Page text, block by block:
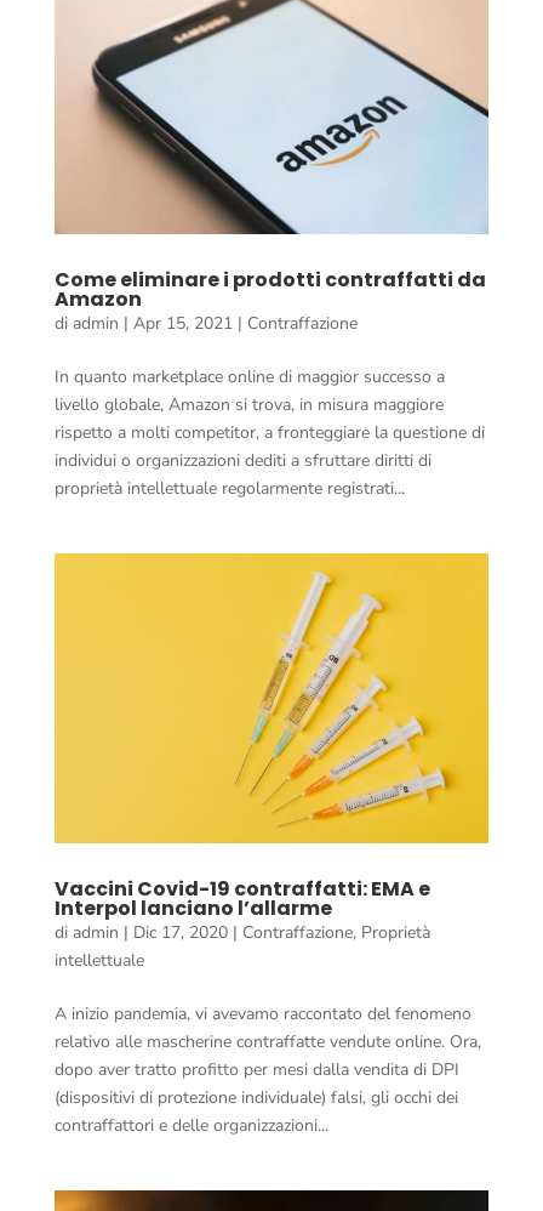
Come eliminare i prodotti contraffatti da
Amazon
di admin | Apr 15, 2021| Contraffazione
In quanto marketplace online di maggior successo a
livello globale, Amazon si trova, in misura maggiore
rispetto a molti competitor, a fronteggiare la questione di
individui o organizzazioni dediti a sfruttare diritti di
proprietà intellettuale regolarmente registrati...
Vaccini Covid-19 contraffatti: EMA e
Interpol lanciano l’allarme
di admin | Dic 17, 2020| Contraffazione, Proprietà
intellettuale
A inizio pandemia, vi avevamo raccontato del fenomeno
relativo alle mascherine contraffatte vendute online. Ora,
dopo aver tratto profitto per mesi dalla vendita di DPI
(dispositivi di protezione individuale) falsi, gli occhi dei
contraffattori e delle organizzazioni...